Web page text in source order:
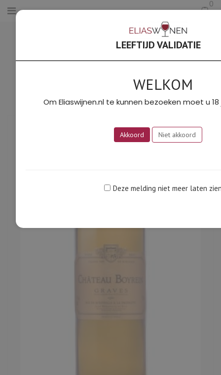
0
BORDEAUX / CHÂTEAU
BOYREIN GRAVES WIT 2024 (JEAN
MÉDÉVILLE)
LEEFTIJD VALIDATIE
WELKOM
Om Eliaswijnen.nl te kunnen bezoeken moet u
Akkoord Niet akkoord
Deze melding niet meer laten